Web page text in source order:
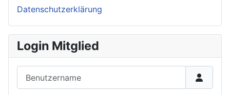
Datenschutzerklärung
Login Mitglied